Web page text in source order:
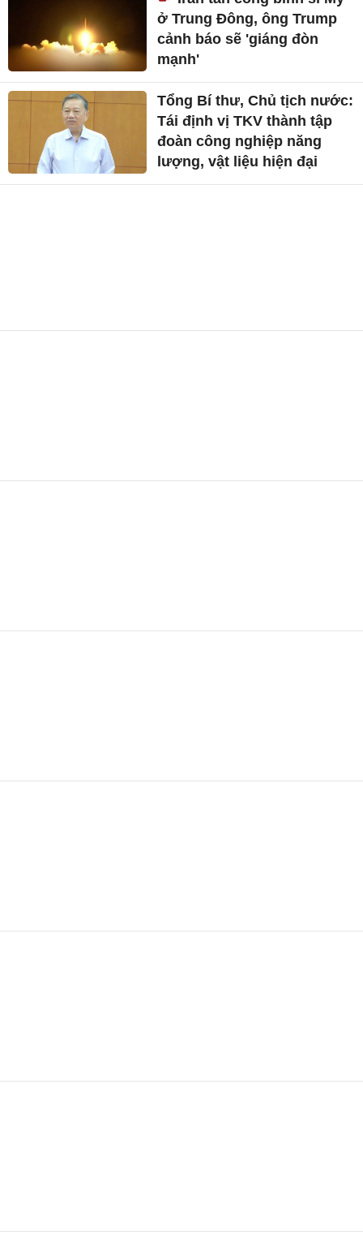
ở Trung Đông, ông Trump
cảnh báo sẽ 'giáng đòn
mạnh'
Tổng Bí thư, Chủ tịch nước:
Tái định vị TKV thành tập
đoàn công nghiệp năng
lượng, vật liệu hiện đại